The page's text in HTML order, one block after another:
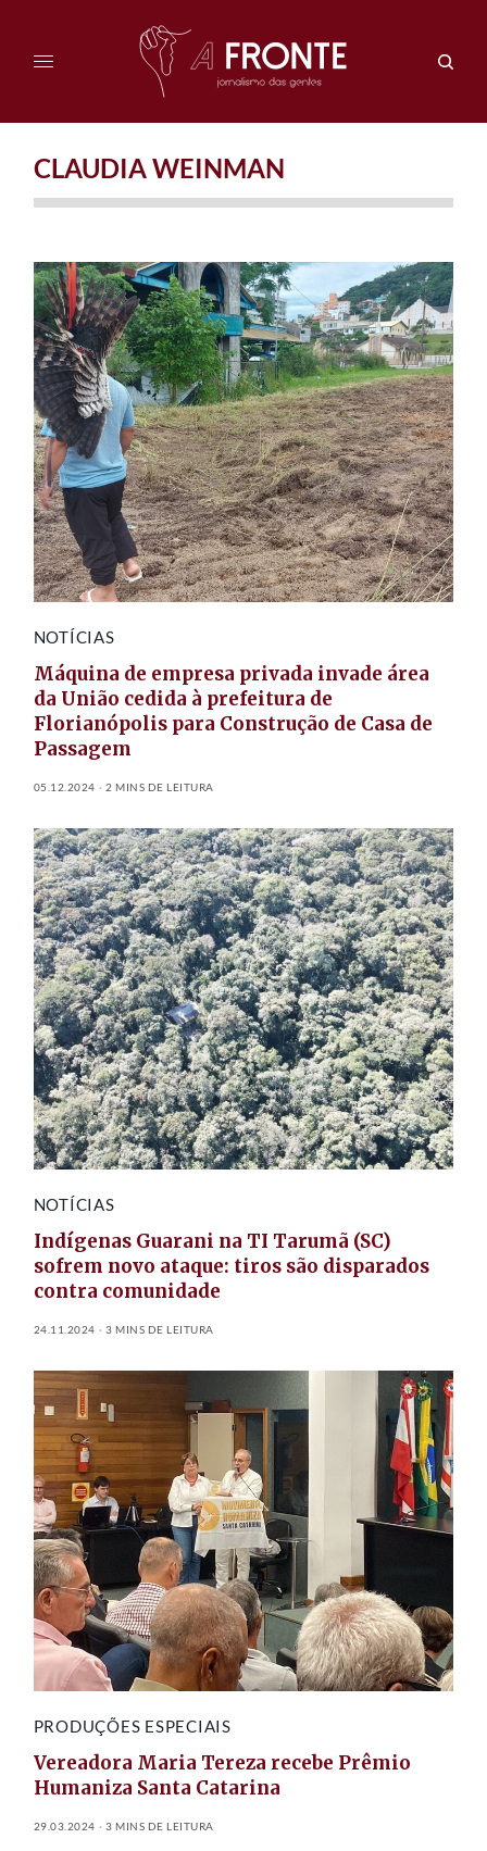
CLAUDIA WEINMAN
NOTÍCIAS
Máquina de empresa privada invade área
da União cedida à prefeitura de
Florianópolis para Construção de Casa de
Passagem
05.12.2024 2 MINS DE LEITURA
NOTÍCIAS
Indígenas Guarani na TI Tarumã (SC)
sofrem novo ataque: tiros são disparados
contra comunidade
24.11.2024 3 MINS DE LEITURA
PRODUÇÕES ESPECIAIS
Vereadora Maria Tereza recebe Prêmio
Humaniza Santa Catarina
29.03.2024 3 MINS DE LEITURA